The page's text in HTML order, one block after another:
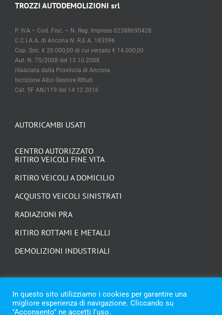
AUTORICAMBI USATI
CENTRO AUTORIZZATO
RITIRO VEICOLI FINE VITA
RITIRO VEICOLI A DOMICILIO
ACQUISTO VEICOLI SINISTRATI
RADIAZIONI PRA
RITIRO ROTTAMI E METALLI
DEMOLIZIONI INDUSTRIALI
TROZZI AUTODEMOLIZIONI srl
P. IVA – Cod. Fisc. – N. Reg. Imprese 02388690428
C.C.I.A.A. di Ancona N. R.E.A. 183596
Cap. Soc. € 20.000,00 di cui versato € 14.000,00
Aut. N. 75/2008 del 13.10.2008
rilasciata dalla Provincia di Ancona
Iscrizione Albo Gestore Rifiuti
Cat. 5F AN/119 del 14 12 2016
In questo sito utilizziamo i cookies per garantire una
migliore esperienza di navigazione. Cliccando su
"Acconsento" ne accetti l'uso.